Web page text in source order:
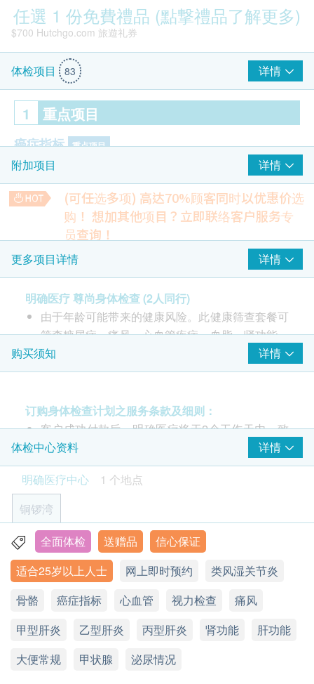
任選 1 份免費禮品 (點撃禮品了解更多)
$700 Hutchgo.com 旅遊礼券
Smartech - “Easy Cook”智能迷你多功能电饭煲(原价$828)
Smartech - “Multi Cook” 智能高速煲 (原价$828)
体检项目 83 详情
1 重点项目
癌症指标 重点项目
癌抗原15.3 (乳癌) - 只限女士
癌抗原 125 (卵巢) - 只限女士
癌抗原 (前列腺癌) - 只限男士
癌抗原 19.9 (胰脏癌)
甲种胚胎蛋白 (肝脏)
癌胚抗原（结肠）
艾巴氏病毒抗体(鼻咽癌)/ 鼻咽癌病毒抗体
心脏检查 重点项目
静态心电图
血脂
高密度胆固醇
低密度胆固醇
总及高密度胆固醇比例
甘油三酯
糖尿 重点项目
空腹血糖
糖化血色素
2 基本项目
基本健康评估
个人健康分析问卷
体质指标
附加项目 详情
(可任选多项) 高达70%顾客同时以优惠价选
购！ 想加其他项目？立即联络客户服务专
员查询！
肺部X光
检测不正常的阴影，如肺结核、肺炎或肿瘤等
HK$280.0 HK$330
运动心电图
评估心脏在运动时的反应及检测在静止状态下无法察觉的心脏
问题
可探测胃癌风险，幽门螺旋菌可引致多种胃病，如胃痛、胃
7% off
HK$1,380.0
乳房超声波(双边)
检查乳房是否有异象，如肿瘤、水瘤或纤维瘤
27% off
HK$1,600.0 HK$2,200
可检查子宫颈癌前期病变 (只限有性经验女性)
更多项目详情 详情
明确医疗 尊尚身体检查 (2人同行)
由于年龄可能带来的健康风险。此健康筛查套餐可
筛查糖尿病、痛风、心血管疾病、血脂、肾功能、
肝功能、肝炎、甲状腺功能、贫血、关节炎、梅毒
和癌症标志物（如肝癌、结肠癌、胰腺癌、鼻咽
腺（仅限男性）。
由医生进行健康咨询、体格检查及解释医疗报告
购买须知 详情
订购身体检查计划之服务条款及细则：
客户成功付款后，明确医疗将于2个工作天内，致
电客户预约时或客户亦可透过电话预约(Tel: 2155
1951 / 2155 2228)。
客户须于预约当天出示身份证及列印订购确认信确
认身份。
验身过程由医生及医护人员主理。
本体格检查计划有效期为6个月，客户必须于6个月
内(由确认付款日期起计)接受检查，逾期作废。
体格检查后，一般情况下报告需时大概7-10个工作
天，工作天不包括星期六、日及公众假期。
付款一经确认，不可更改或取消，不可转让及退
款。
订购疫苗注射计划之服务条款及细则：
体检中心资料
详情
明确医疗中心
1 个地点
铜锣湾
香港铜锣湾轩尼诗道555号东角中心19楼2A室
显示地图
星期一至五：9:00a.m. - 1:00p.m.; 2:00p.m.- 6:00p.m.
星期日及公众假期：休息
全面体检 送赠品
信心保证
适合25岁以上人士
网上即时预约
类风湿关节炎
骨骼
癌症指标 心血管 视力检查
痛风
甲型肝炎
乙型肝炎 丙型肝炎 肾功能
肝功能
大便常规
甲状腺 泌尿情况